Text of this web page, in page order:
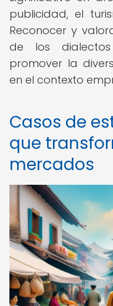
publicidad, el
Reconocer y
de los
promover la
en el contexto
Casos de
que
mercados